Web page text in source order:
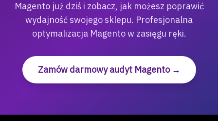
Magento już dziś i zobacz, jak możesz poprawić
wydajność swojego sklepu. Profesjonalna
optymalizacja Magento w zasięgu ręki.
Zamów darmowy audyt Magento →